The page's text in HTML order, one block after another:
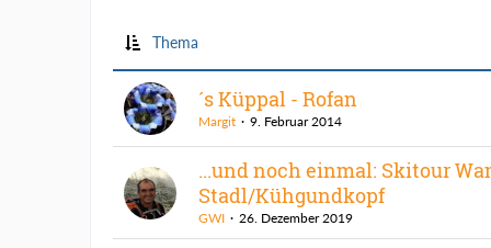
Thema
´s Küppal - Rofan
Margit 9. Februar 2014
...und noch einmal: Skitour
Stadl/Kühgundkopf
GWI 26. Dezember 2019